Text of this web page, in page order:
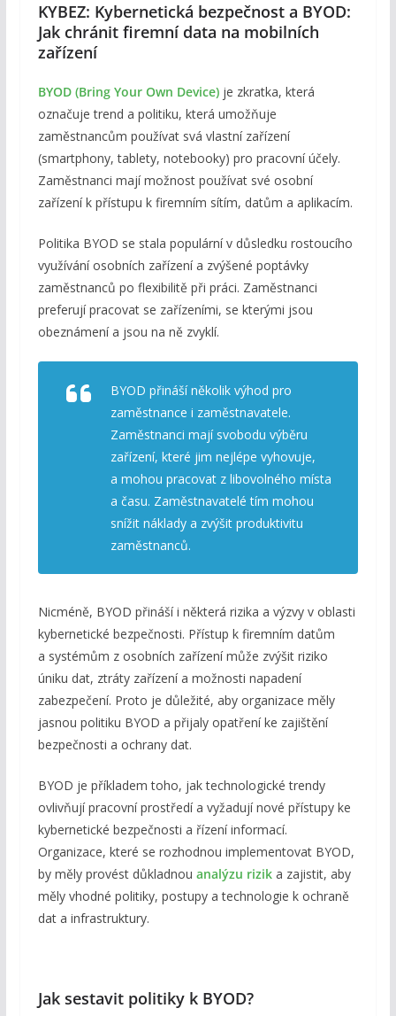
KYBEZ: Kybernetická bezpečnost a BYOD:
Jak chránit firemní data na mobilních
zařízení
BYOD (Bring Your Own Device)je zkratka, která
označuje trend a politiku, která umožňuje
zaměstnancům používat svá vlastní zařízení
(smartphony, tablety, notebooky) pro pracovní účely.
Zaměstnanci mají možnost používat své osobní
zařízení k přístupu k firemním sítím, datům a aplikacím.
Politika BYOD se stala populární v důsledku rostoucího
využívání osobních zařízení a zvýšené poptávky
zaměstnanců po flexibilitě při práci. Zaměstnanci
preferují pracovat se zařízeními, se kterými jsou
obeznámení a jsou na ně zvyklí.
BYOD přináší několik výhod pro
zaměstnance i zaměstnavatele.
Zaměstnanci mají svobodu výběru
zařízení, které jim nejlépe vyhovuje,
a mohou pracovat z libovolného místa
a času. Zaměstnavatelé tím mohou
snížit náklady a zvýšit produktivitu
zaměstnanců.
Nicméně, BYOD přináší i některá rizika a výzvy v oblasti
kybernetické bezpečnosti. Přístup k firemním datům
a systémům z osobních zařízení může zvýšit riziko
úniku dat, ztráty zařízení a možnosti napadení
zabezpečení. Proto je důležité, aby organizace měly
jasnou politiku BYOD a přijaly opatření ke zajištění
bezpečnosti a ochrany dat.
BYOD je příkladem toho, jak technologické trendy
ovlivňují pracovní prostředí a vyžadují nové přístupy ke
kybernetické bezpečnosti a řízení informací.
Organizace, které se rozhodnou implementovat BYOD,
by měly provést důkladnou analýzu rizika zajistit, aby
měly vhodné politiky, postupy a technologie k ochraně
dat a infrastruktury.
Jak sestavit politiky k BYOD?